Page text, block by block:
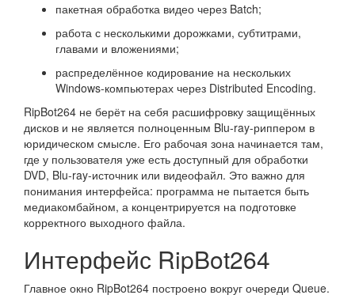
пакетная обработка видео через Batch;
работа с несколькими дорожками, субтитрами,
главами и вложениями;
распределённое кодирование на нескольких
Windows-компьютерах через Distributed Encoding.
RipBot264 не берёт на себя расшифровку защищённых
дисков и не является полноценным Blu-ray-риппером в
юридическом смысле. Его рабочая зона начинается там,
где у пользователя уже есть доступный для обработки
DVD, Blu-ray-источник или видеофайл. Это важно для
понимания интерфейса: программа не пытается быть
медиакомбайном, а концентрируется на подготовке
корректного выходного файла.
Интерфейс RipBot264
Главное окно RipBot264 построено вокруг очереди Queue.